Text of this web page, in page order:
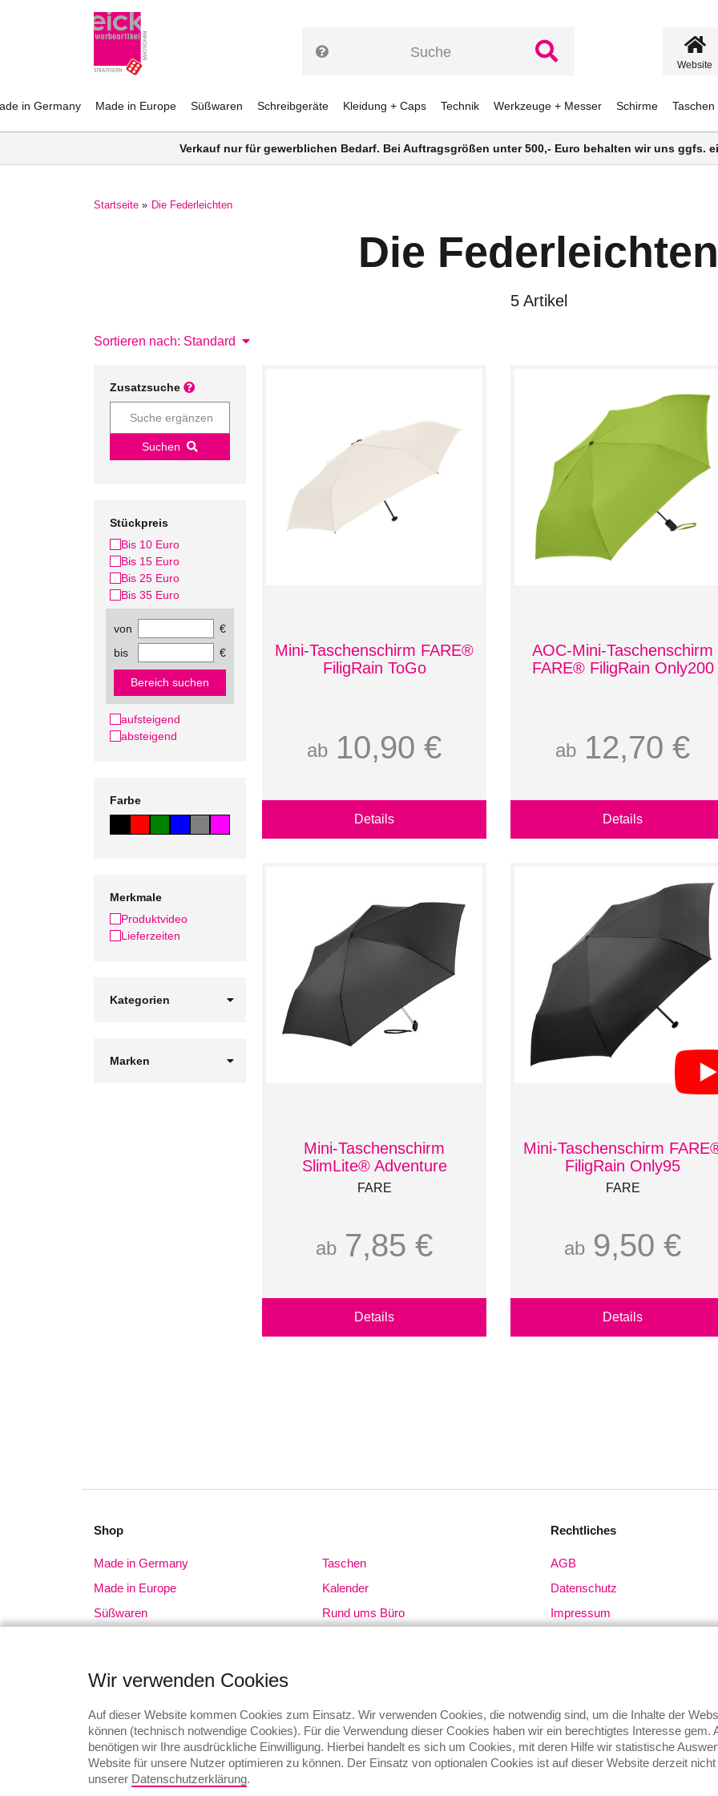
in Germany Made in Europe Süßwaren Schreibgeräte Kleidung + Caps Technik Werkzeuge + Messer Schirme Taschen
Website
Verkauf nur für gewerblichen Bedarf. Bei Auftragsgrößen unter 500,- Euro behalten wir uns ggfs.
Startseite Die Federleichten
Die Federleichten
5 Artikel
Sortieren nach: Standard
Zusatzsuche
Suchen
Stückpreis
Bis 10 Euro
Bis 15 Euro
Bis 25 Euro
Bis 35 Euro
von
€
bis
€
Bereich suchen
aufsteigend
absteigend
Farbe
Merkmale
Produktvideo
Lieferzeiten
Kategorien
Schirme
Marken
Mini-Taschenschirm FARE®
FiligRain ToGo
ab 10,90 €
Details
AOC-Mini-Taschenschirm
FARE® FiligRain Only200
ab 12,70 €
Details
Mini-Taschenschirm
SlimLite® Adventure
FARE
ab 7,85 €
Details
Mini-Taschenschirm
FiligRain Only95
FARE
ab 9,50 €
Details
Shop
Made in Germany
Made in Europe
Süßwaren
Technik
Werkzeuge + Messer
Schirme
Taschen
Kalender
Rund ums Büro
Rechtliches
AGB
Datenschutz
Impressum
Wir verwenden Cookies
Auf dieser Website kommen Cookies zum Einsatz. Wir verwenden Cookies, die notwendig sind, um die Inhalte der
können (technisch notwendige Cookies). Für die Verwendung dieser Cookies haben wir ein berechtigtes Interesse
benötigen wir Ihre ausdrückliche Einwilligung. Hierbei handelt es sich um Cookies, mit deren Hilfe wir statistische
Website für unsere Nutzer optimieren zu können. Der Einsatz von optionalen Cookies ist auf dieser Website derzeit
unserer Datenschutzerklärung.